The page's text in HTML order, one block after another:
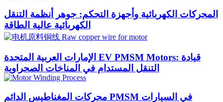
المحركات الكهربائية وأجهزة التحكم: جوهر أنظمة التنقل
الكهربائية عالية الطاقة
الإمارات العربية المتحدة EV PMSM Motors: قيادة
التنقل المستدام في المناخات الصحراوية
محركات المغناطيس الدائم PMSM في السيارات